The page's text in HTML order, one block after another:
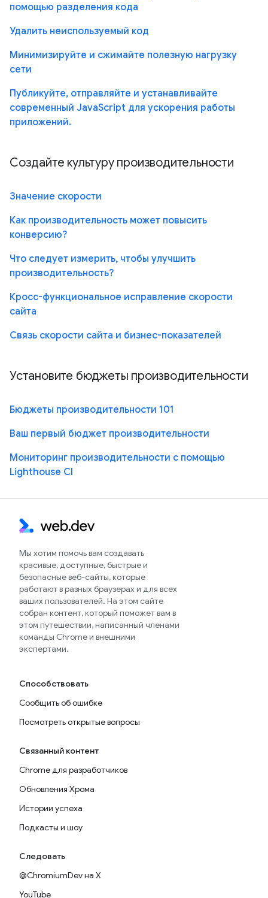
помощью разделения кода
Удалить неиспользуемый код
Минимизируйте и сжимайте полезную нагрузку
сети
Публикуйте, отправляйте и устанавливайте
современный JavaScript для ускорения работы
приложений.
Создайте культуру производительности
Значение скорости
Как производительность может повысить
конверсию?
Что следует измерить, чтобы улучшить
производительность?
Кросс-функциональное исправление скорости
сайта
Связь скорости сайта и бизнес-показателей
Установите бюджеты производительности
Бюджеты производительности 101
Ваш первый бюджет производительности
Мониторинг производительности с помощью
Lighthouse CI
Мы хотим помочь вам создавать
красивые, доступные, быстрые и
безопасные веб-сайты, которые
работают в разных браузерах и для всех
ваших пользователей. На этом сайте
собран контент, который поможет вам в
этом путешествии, написанный членами
команды Chrome и внешними
экспертами.
Способствовать
Сообщить об ошибке
Посмотреть открытые вопросы
Связанный контент
Chrome для разработчиков
Обновления Хрома
Истории успеха
Подкасты и шоу
Следовать
@ChromiumDev на X
YouTube